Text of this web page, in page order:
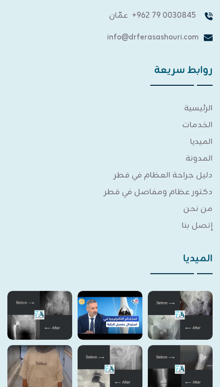
عمّان
info@drferasashouri.com
روابط سريعة
الرئيسية
الخدمات
الميديا
المدونة
دليل جراحة العظام في قطر
دكتور عظام ومفاصل في قطر
من نحن
إتصل بنا
الميديا